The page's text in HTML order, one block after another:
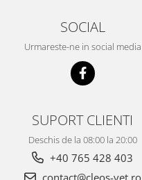
SOCIAL
Urmareste-ne in social media
SUPORT CLIENTI
Deschis de la 08:00 la 20:00
+40 765 428 403